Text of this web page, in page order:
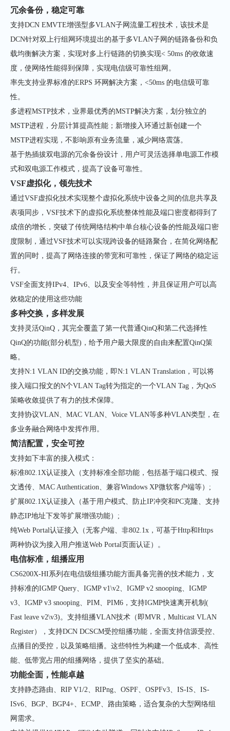
冗余备份，稳定可靠
支持DCN EMVTE增强型多VLAN子网流量工程技术，该技术是
DCN针对双上行组网环境提出的基于多VLAN子网的链路备份和负
载均衡解决方案，实现对多上行链路的切换实现< 50ms 的收敛速
度，使网络性能得到保障，实现电信级可靠性组网。
率先支持业界标准的ERPS 环网解决方案，<50ms 的电信级可靠
性。
多进程MSTP技术，业界最优秀的MSTP解决方案，划分独立的
MSTP进程，分层计算提高性能；新增接入环通过新创建一个
MSTP进程实现，不影响原有业务流量，减少网络震荡。
基于热插拔双电源的冗余备份设计，用户可灵活选择单电源工作模
式和双电源工作模式，提高了设备可靠性。
VSF虚拟化，领先技术
通过VSF虚拟化技术实现整个虚拟化系统中设备之间的信息共享及
表项同步，VSF技术下的虚拟化系统整体性能及端口密度都得到了
成倍的增长，突破了传统网络结构中单台核心设备的性能及端口密
度限制，通过VSF技术可以实现跨设备的链路聚合，在简化网络配
置的同时，提高了网络连接的带宽和可靠性，保证了网络的稳定运
行。
VSF全面支持IPv4、IPv6、以及安全等特性，并且保证用户可以高
效稳定的使用这些功能
多种交换，多样发展
支持灵活QinQ，其完全覆盖了第一代普通QinQ和第二代选择性
QinQ的功能(部分机型)，给予用户最大限度的自由来配置QinQ策
略。
支持N:1 VLAN ID的交换功能，即N:1 VLAN Translation，可以将
接入端口报文的N个VLAN Tag转为指定的一个VLAN Tag，为QoS
策略收敛提供了有力的技术保障。
支持协议VLAN、MAC VLAN、Voice VLAN等多种VLAN类型，在
多业务融合网络中发挥作用。
简洁配置，安全可控
支持如下丰富的接入模式：
标准802.1X认证接入（支持标准全部功能，包括基于端口模式、报
文透传、MAC Authentication、兼容Windows XP微软客户端等）;
扩展802.1X认证接入（基于用户模式、防止IP冲突和PC克隆、支持
静态IP地址下发等扩展增强功能）;
纯Web Portal认证接入（无客户端、非802.1x，可基于Http和Https
两种协议为接入用户推送Web Portal页面认证）。
电信标准，组播应用
CS6200X-HI系列在电信级组播功能方面具备完善的技术能力，支
持标准的IGMP Query、IGMP v1\v2、IGMP v2 snooping、IGMP
v3、IGMP v3 snooping、PIM、PIM6，支持IGMP快速离开机制(
Fast leave v2\v3)。支持组播VLAN技术（即MVR，Multicast VLAN
Register），支持DCN DCSCM受控组播功能，全面支持信源受控、
点播目的受控，以及策略组播。这些特性为构建一个低成本、高性
能、低带宽占用的组播网络，提供了坚实的基础。
功能全面，性能卓越
支持静态路由、RIP V1/2、RIPng、OSPF、OSPFv3、IS-IS、IS-
ISv6、BGP、BGP4+、ECMP、路由策略，适合复杂的大型网络组
网需求。